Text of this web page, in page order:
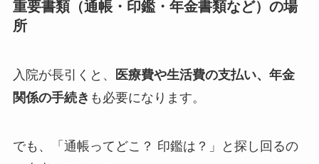
重要書類（通帳・印鑑・年金書類など）の場
所
入院が長引くと、
医療費や生活費の支払い、年金
関係の手続き も必要になります。
でも、「通帳ってどこ？ 印鑑は？」と探し回るの